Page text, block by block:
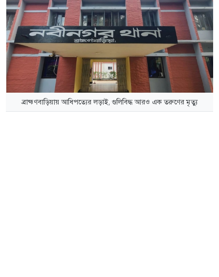
ব্রাহ্মণবাড়িয়ায় আধিপত্যের লড়াই, গুলিবিদ্ধ আরও এক তরুণের মৃত্যু